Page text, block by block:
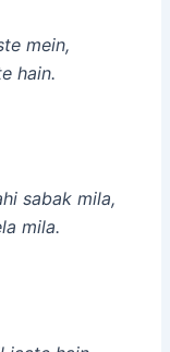
mein,
hain.
sabak mila,
mila.